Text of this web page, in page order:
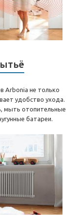
Arbonia не только
удобство ухода.
мыть отопительные
батареи.